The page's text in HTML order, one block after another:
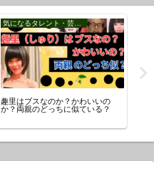
気になるタレント・芸能人
趣里はブスなのか？かわいいの
か？両親のどっちに似ている？